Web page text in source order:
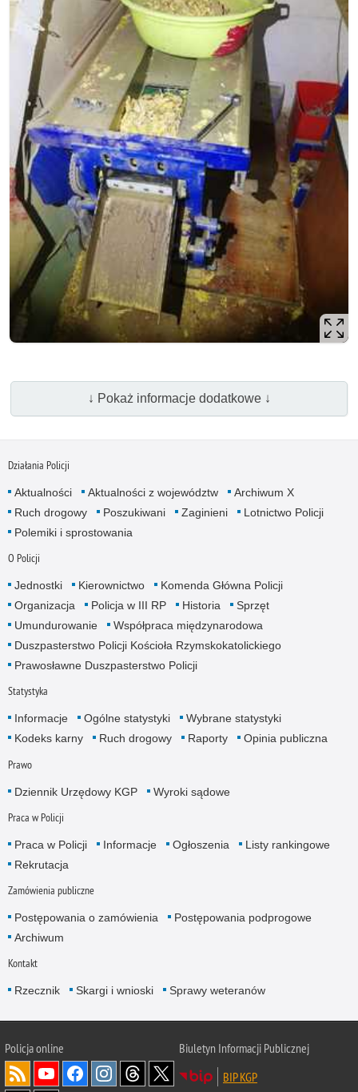
↓ Pokaż informacje dodatkowe ↓
Działania Policji
Aktualności Aktualności z województw
Archiwum X
Ruch drogowy
Poszukiwani Zaginieni
Lotnictwo Policji
Polemiki i sprostowania
O Policji
Jednostki Kierownictwo
Komenda Główna Policji
Organizacja
Policja w III RP Historia
Sprzęt
Umundurowanie
Współpraca międzynarodowa
Duszpasterstwo Policji Kościoła Rzymskokatolickiego
Prawosławne Duszpasterstwo Policji
Statystyka
Informacje Ogólne statystyki
Wybrane statystyki
Kodeks karny
Ruch drogowy Raporty Opinia publiczna
Prawo
Dziennik Urzędowy KGP Wyroki sądowe
Praca w Policji
Praca w Policji Informacje Ogłoszenia
Listy rankingowe
Rekrutacja
Zamówienia publiczne
Postępowania o zamówienia
Postępowania podprogowe
Archiwum
Kontakt
Rzecznik Skargi i wnioski Sprawy weteranów
Policjaonline
Biuletyn Informacji Publicznej
BIP KGP